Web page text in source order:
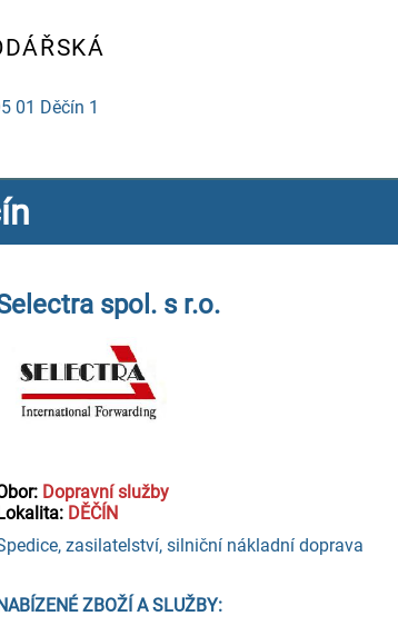
01 Děčín 1
spol. s r.o.
Dopravní služby
DĚČÍN
zasilatelství, silniční nákladní doprava
ZBOŽÍ A SLUŽBY: